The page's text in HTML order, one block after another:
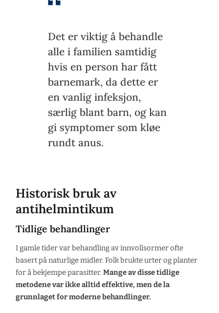
Det er viktig å behandle
alle i familien samtidig
hvis en person har fått
barnemark, da dette er
en vanlig infeksjon,
særlig blant barn, og kan
gi symptomer som kløe
rundt anus.
Historisk bruk av
antihelmintikum
Tidlige behandlinger
I gamle tider var behandling av innvollsormer ofte
basert på naturlige midler. Folk brukte urter og planter
for å bekjempe parasitter.Mange av disse tidlige
metodene var ikke alltid effektive, men de la
grunnlaget for moderne behandlinger.